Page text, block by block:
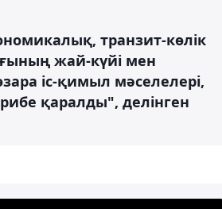
транзит-көлік
жай-күйі мен
іс-қимыл мәселелері,
қаралды", делінген